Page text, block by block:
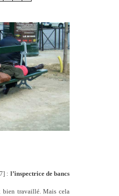
: l’inspectrice de bancs
travaillé. Mais cela